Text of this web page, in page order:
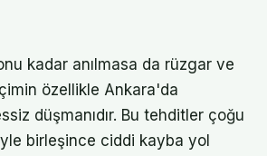
kadar anılmasa da rüzgar ve
özellikle Ankara'da
düşmanıdır. Bu tehditler çoğu
birleşince ciddi kayba yol